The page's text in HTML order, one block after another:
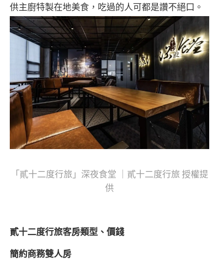
供主廚特製在地美食，吃過的人可都是讚不絕口。
「貳十二度行旅」深夜食堂 ｜貳十二度行旅 授權提
供
貳十二度行旅客房類型、價錢
簡約商務雙人房